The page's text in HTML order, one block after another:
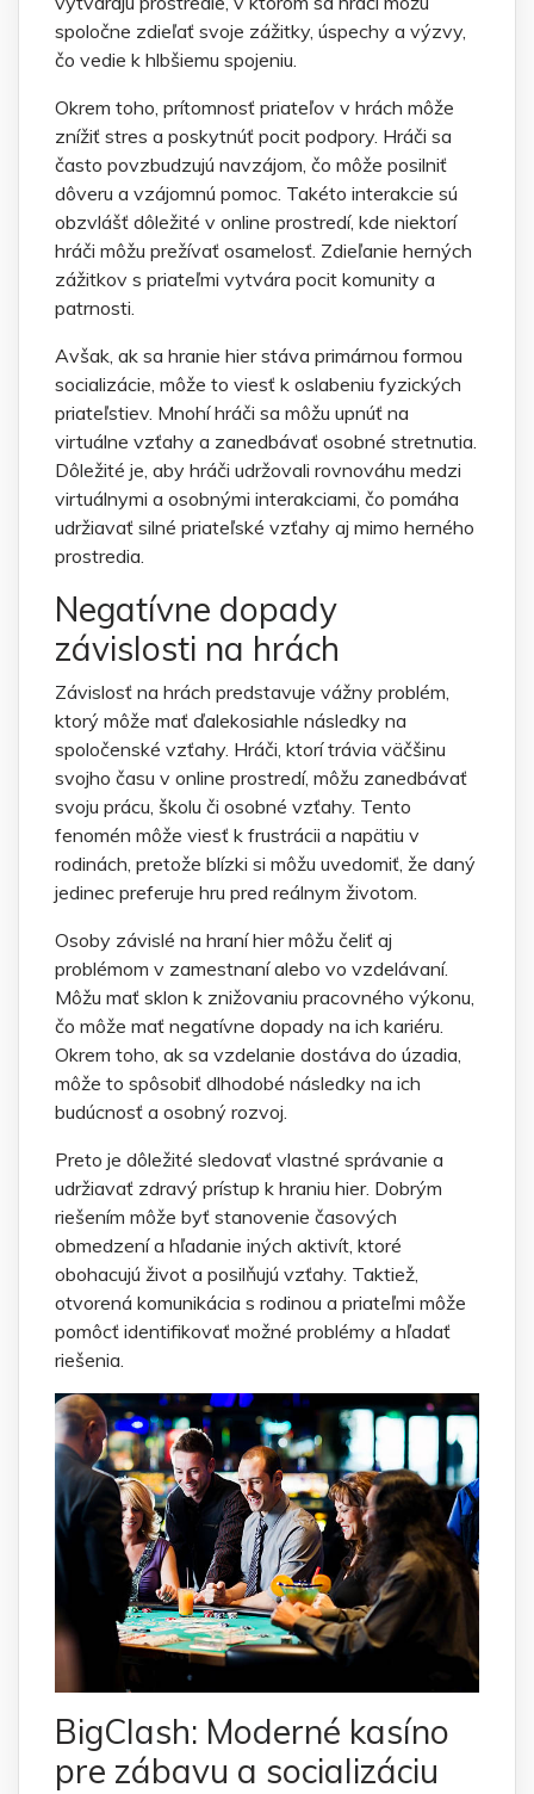
spoločne zdieľať svoje zážitky, úspechy a výzvy,
čo vedie k hlbšiemu spojeniu.
Okrem toho, prítomnosť priateľov v hrách môže
znížiť stres a poskytnúť pocit podpory. Hráči sa
často povzbudzujú navzájom, čo môže posilniť
dôveru a vzájomnú pomoc. Takéto interakcie sú
obzvlášť dôležité v online prostredí, kde niektorí
hráči môžu prežívať osamelosť. Zdieľanie herných
zážitkov s priateľmi vytvára pocit komunity a
patrnosti.
Avšak, ak sa hranie hier stáva primárnou formou
socializácie, môže to viesť k oslabeniu fyzických
priateľstiev. Mnohí hráči sa môžu upnúť na
virtuálne vzťahy a zanedbávať osobné stretnutia.
Dôležité je, aby hráči udržovali rovnováhu medzi
virtuálnymi a osobnými interakciami, čo pomáha
udržiavať silné priateľské vzťahy aj mimo herného
prostredia.
Negatívne dopady
závislosti na hrách
Závislosť na hrách predstavuje vážny problém,
ktorý môže mať ďalekosiahle následky na
spoločenské vzťahy. Hráči, ktorí trávia väčšinu
svojho času v online prostredí, môžu zanedbávať
svoju prácu, školu či osobné vzťahy. Tento
fenomén môže viesť k frustrácii a napätiu v
rodinách, pretože blízki si môžu uvedomiť, že daný
jedinec preferuje hru pred reálnym životom.
Osoby závislé na hraní hier môžu čeliť aj
problémom v zamestnaní alebo vo vzdelávaní.
Môžu mať sklon k znižovaniu pracovného výkonu,
čo môže mať negatívne dopady na ich kariéru.
Okrem toho, ak sa vzdelanie dostáva do úzadia,
môže to spôsobiť dlhodobé následky na ich
budúcnosť a osobný rozvoj.
Preto je dôležité sledovať vlastné správanie a
udržiavať zdravý prístup k hraniu hier. Dobrým
riešením môže byť stanovenie časových
obmedzení a hľadanie iných aktivít, ktoré
obohacujú život a posilňujú vzťahy. Taktiež,
otvorená komunikácia s rodinou a priateľmi môže
pomôcť identifikovať možné problémy a hľadať
riešenia.
BigClash: Moderné kasíno
pre zábavu a socializáciu